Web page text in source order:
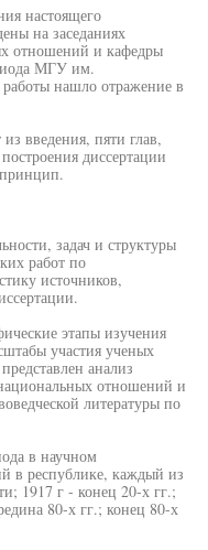
настоящего
на заседаниях
отношений и кафедры
МГУ им.
нашло отражение в
введения, пяти глав,
диссертации
задач и структуры
работ по
источников,
этапы изучения
участия ученых
анализ
отношений и
литературы по
в научном
в республике, каждый из
1917 г - конец 20-х гг.;
80-х гг.; конец 80-х